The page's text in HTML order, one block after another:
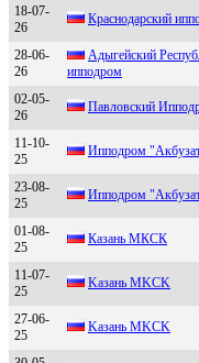
18-07-
26
Крacнoдaрcкий
28-06-
26
Адыгeйcкий
иппoдрoм
02-05-
26
Пaвлoвcкий
11-10-
25
Ипподpом
23-08-
25
Ипподpом
01-08-
25
Казань МКCК
11-07-
25
Kазань MKCK
27-06-
25
Kaзaнь MKСK